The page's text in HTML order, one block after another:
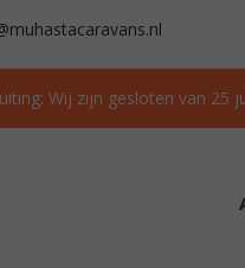
Wij zijn gesloten van 25